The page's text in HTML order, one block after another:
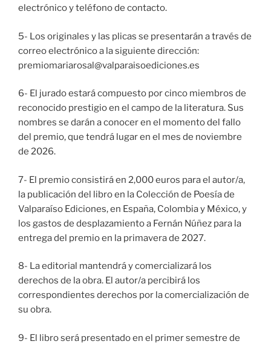
electrónico y teléfono de contacto.
5- Los originales y las plicas se presentarán a través de
correo electrónico a la siguiente dirección:
premiomariarosal@valparaisoediciones.es
6- El jurado estará compuesto por cinco miembros de
reconocido prestigio en el campo de la literatura. Sus
nombres se darán a conocer en el momento del fallo
del premio, que tendrá lugar en el mes de noviembre
de 2026.
7- El premio consistirá en 2,000 euros para el autor/a,
la publicación del libro en la Colección de Poesía de
Valparaíso Ediciones, en España, Colombia y México, y
los gastos de desplazamiento a Fernán Núñez para la
entrega del premio en la primavera de 2027.
8- La editorial mantendrá y comercializará los
derechos de la obra. El autor/a percibirá los
correspondientes derechos por la comercialización de
su obra.
9- El libro será presentado en el primer semestre de